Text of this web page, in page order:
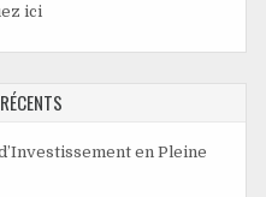
ici
en Pleine